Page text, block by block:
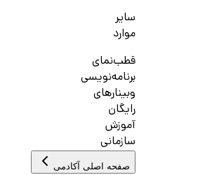
سایر
موارد
قطب‌نمای
برنامه‌نویسی
وبینارهای
رایگان
آموزش
سازمانی
صفحه اصلی آکادمی